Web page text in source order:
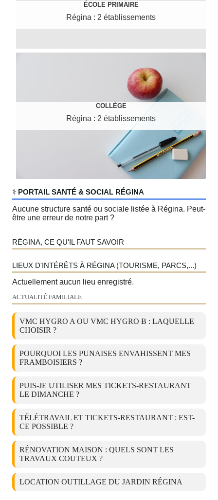
ÉCOLE PRIMAIRE
Régina : 2 établissements
COLLÈGE
Régina : 2 établissements
‍⚕️ PORTAIL SANTÉ & SOCIAL RÉGINA
Aucune structure santé ou sociale listée à Régina. Peut-
être une erreur de notre part ?
RÉGINA, CE QU'IL FAUT SAVOIR
LIEUX D'INTÉRÊTS À RÉGINA (TOURISME, PARCS,...)
Actuellement aucun lieu enregistré.
ACTUALITÉ FAMILIALE
VMC HYGRO A OU VMC HYGRO B : LAQUELLE
CHOISIR ?
POURQUOI LES PUNAISES ENVAHISSENT MES
FRAMBOISIERS ?
PUIS-JE UTILISER MES TICKETS-RESTAURANT
LE DIMANCHE ?
TÉLÉTRAVAIL ET TICKETS-RESTAURANT : EST-
CE POSSIBLE ?
RÉNOVATION MAISON : QUELS SONT LES
TRAVAUX COUTEUX ?
LOCATION OUTILLAGE DU JARDIN RÉGINA